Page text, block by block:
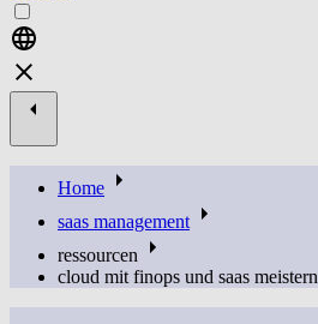
Home
saas management
ressourcen
cloud mit finops und saas meistern